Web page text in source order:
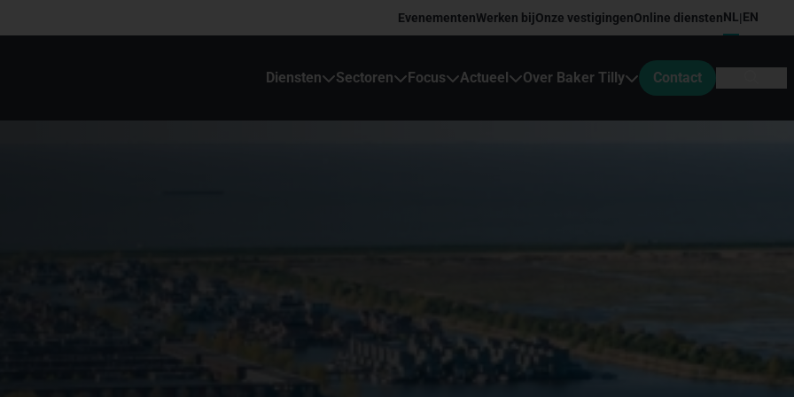
EvenementenWerken bijOnze vestigingenOnline dienstenNL|EN
Diensten Sectoren Focus Actueel Over Baker Tilly Contact